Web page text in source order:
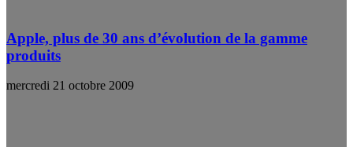
Apple, plus de 30 ans d’évolution de la gamme
produits
mercredi 21 octobre 2009